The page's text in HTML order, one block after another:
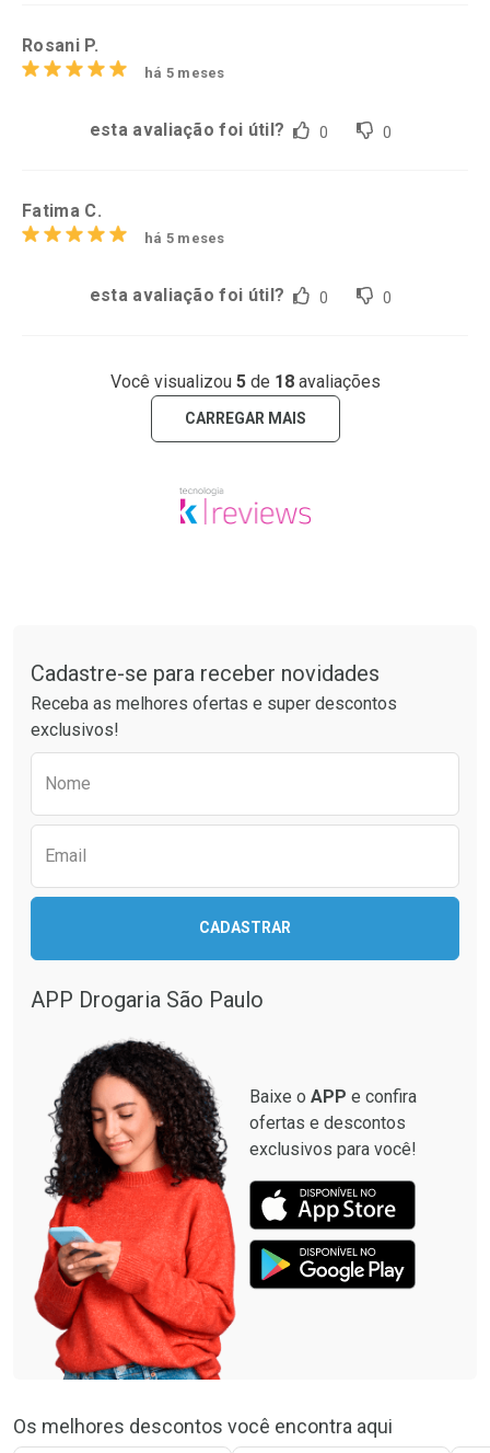
Rosani P.
há 5 meses
esta avaliação foi útil? 0 0
Fatima C.
há 5 meses
esta avaliação foi útil? 0 0
Você visualizou 5de 18avaliações
CARREGAR MAIS
Cadastre-se para receber novidades
Receba as melhores ofertas e super descontos
exclusivos!
Nome
Email
CADASTRAR
APP Drogaria São Paulo
Baixe o APP e confira
ofertas e descontos
exclusivos para você!
Os melhores descontos você encontra aqui